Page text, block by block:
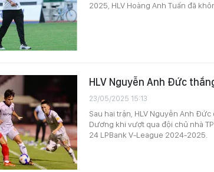
2025, HLV Hoàng Anh Tuấn đã
HLV Nguyễn Anh Đức
23/05/2025 15:13
Sau hai trận, HLV Nguyễn Anh
Dương khi vượt qua đội chủ nhà
24 LPBank V-League 2024-2025.